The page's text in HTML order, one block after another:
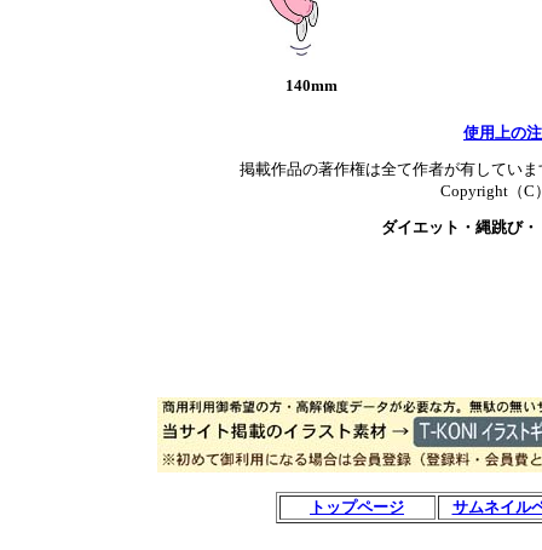
140mm
使用上の
掲載作品の著作権は全て作者が有してい
Copyright（C
ダイエット・縄跳び
トップページ サムネイル